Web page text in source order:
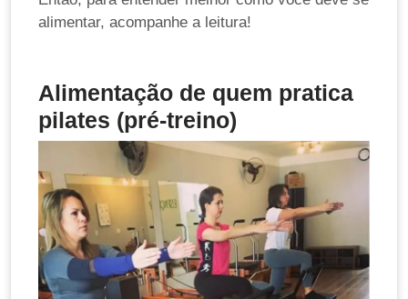
alimentar, acompanhe a leitura!
Alimentação de quem pratica
pilates (pré-treino)